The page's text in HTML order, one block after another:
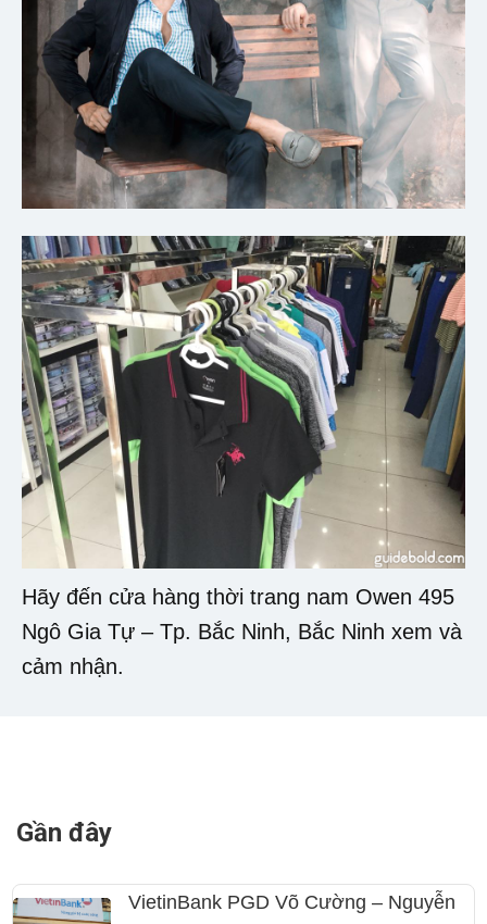
Hãy đến cửa hàng thời trang nam Owen 495
Ngô Gia Tự – Tp. Bắc Ninh, Bắc Ninh xem và
cảm nhận.
Gần đây
VietinBank PGD Võ Cường – Nguyễn